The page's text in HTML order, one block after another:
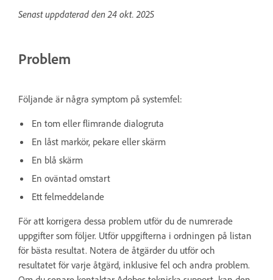
Senast uppdaterad den24 okt. 2025
Problem
Följande är några symptom på systemfel:
En tom eller flimrande dialogruta
En låst markör, pekare eller skärm
En blå skärm
En oväntad omstart
Ett felmeddelande
För att korrigera dessa problem utför du de numrerade
uppgifter som följer. Utför uppgifterna i ordningen på listan
för bästa resultat. Notera de åtgärder du utför och
resultatet för varje åtgärd, inklusive fel och andra problem.